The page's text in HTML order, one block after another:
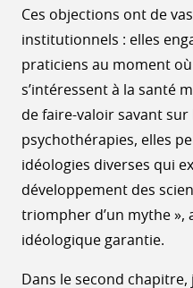
Ces objections ont de
institutionnels : elles
praticiens au moment
s’intéressent à la santé
de faire-valoir savant
psychothérapies, elles
idéologies diverses qui
développement des
triompher d’un mythe »,
idéologique garantie.
Dans le second